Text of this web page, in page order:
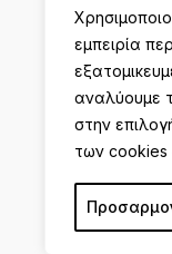
εμπειρία
αναλύουμε
στην
των cookies
© 2025
δημιουργία &